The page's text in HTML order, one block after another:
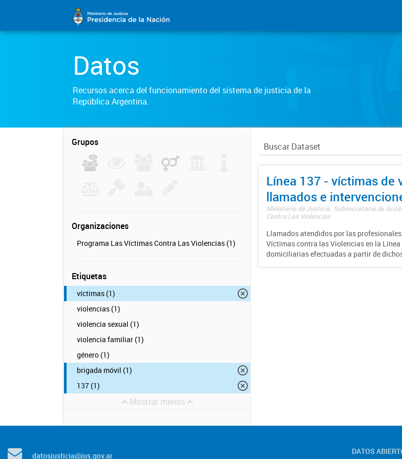
Datos
Recursos acerca del funcionamiento del sistema de justicia de la
República Argentina.
Grupos
Organizaciones
Programa Las Víctimas Contra Las Violencias (1)
Etiquetas
víctimas (1)
violencias (1)
violencia sexual (1)
violencia familiar (1)
género (1)
brigada móvil (1)
137 (1)
Mostrar menos
Línea 137 - víctimas de
llamados e
Ministerio de Justicia. Subsecretaría de
Contra Las Violencias
Llamados atendidos por las
Víctimas contra las Violencias en la
domiciliarias efectuadas a partir de
datosjusticia@jus.gov.ar DATOS